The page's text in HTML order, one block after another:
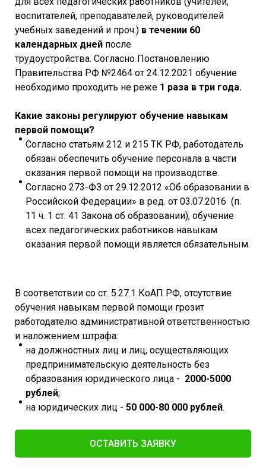
воспитателей, преподавателей, руководителей
учебных заведений и проч.) в течении 60
календарных дней после
трудоустройства. Согласно Постановлению
Правительства РФ №2464 от 24.12.2021 обучение
необходимо проходить не реже 1 раза в три года.
Какие законы регулируют обучение навыкам
первой помощи?
Согласно статьям 212 и 215 ТК РФ, работодатель
обязан обеспечить обучение персонала в части
оказания первой помощи на производстве.
Согласно 273-ФЗ от 29.12.2012 «Об образовании в
Российской Федерации» в ред. от 03.07.2016 (п.
11 ч. 1 ст. 41 Закона об образовании), обучение
всех педагогических работников навыкам
оказания первой помощи является обязательным.
В соответствии со ст. 5.27.1 КоАП РФ, отсутствие
обучения навыкам первой помощи грозит
работодателю административной ответственностью
и наложением штрафа:
на должностных лиц и лиц, осуществляющих
предпринимательскую деятельность без
образования юридического лица - 2000-5000
рублей;
на юридических лиц - 50 000-80 000 рублей.
ОСТАВИТЬ ЗАЯВКУ​